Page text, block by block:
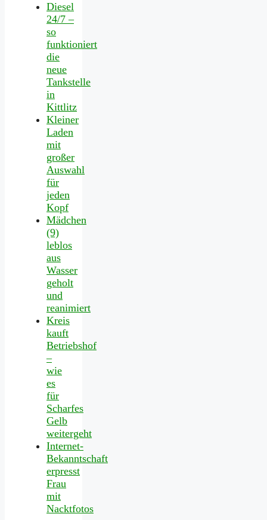
Diesel
24/7 –
so
funktioniert
die
neue
Tankstelle
in
Kittlitz
Kleiner
Laden
mit
großer
Auswahl
für
jeden
Kopf
Mädchen
(9)
leblos
aus
Wasser
geholt
und
reanimiert
Kreis
kauft
Betriebshof
–
wie
es
für
Scharfes
Gelb
weitergeht
Internet-
Bekanntschaft
erpresst
Frau
mit
Nacktfotos